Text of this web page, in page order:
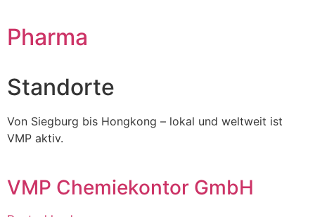
Pharma
Standorte
Von Siegburg bis Hongkong – lokal und weltweit ist
VMP aktiv.
VMP Chemiekontor GmbH